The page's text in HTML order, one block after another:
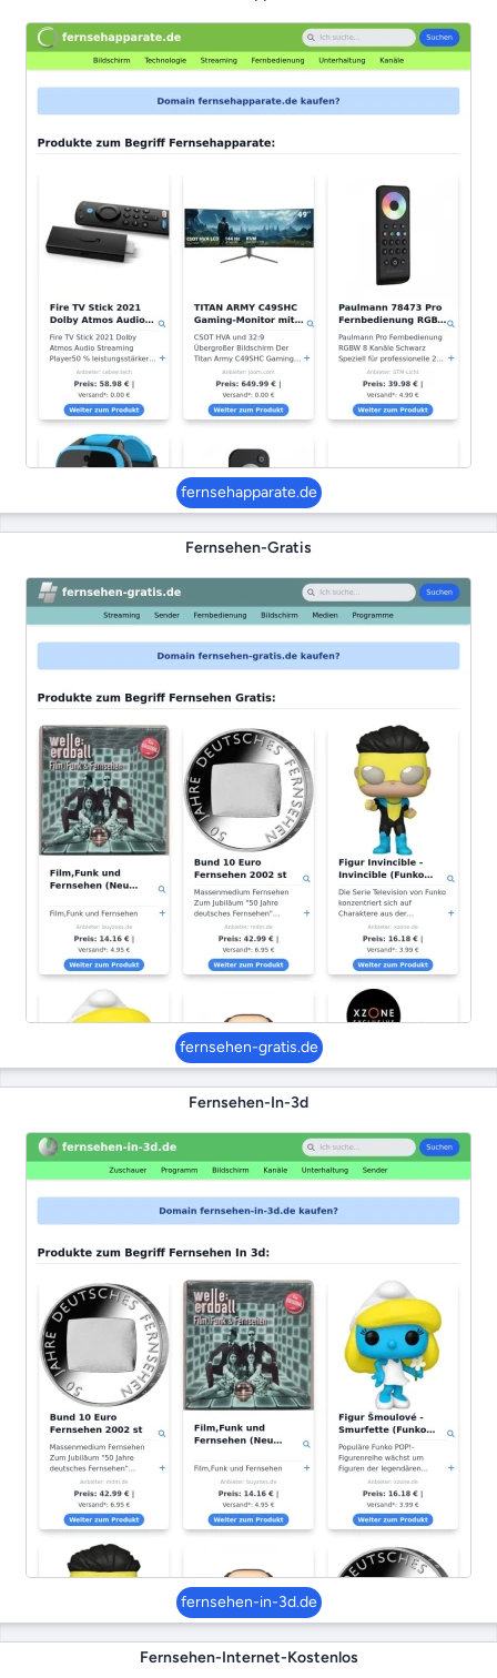
fernsehapparate.de
Fernsehen-Gratis
fernsehen-gratis.de
Fernsehen-In-3d
fernsehen-in-3d.de
Fernsehen-Internet-Kostenlos